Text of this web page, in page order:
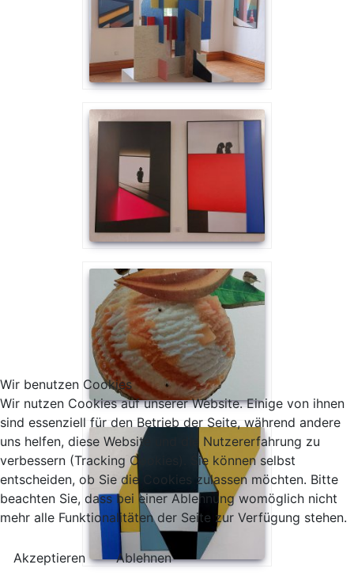
Wir benutzen Cookies
Wir nutzen Cookies auf unserer Website. Einige von ihnen
sind essenziell für den Betrieb der Seite, während andere
uns helfen, diese Website und die Nutzererfahrung zu
verbessern (Tracking Cookies). Sie können selbst
entscheiden, ob Sie die Cookies zulassen möchten. Bitte
beachten Sie, dass bei einer Ablehnung womöglich nicht
mehr alle Funktionalitäten der Seite zur Verfügung stehen.
Akzeptieren
Ablehnen